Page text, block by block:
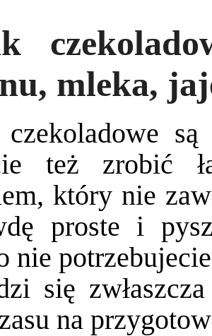
mleka,
czekoladowe
też zrobić
który nie
proste i
nie
się
na